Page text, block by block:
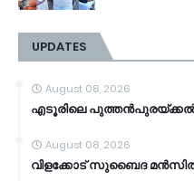
UPDATES
August 08, 2026
എടൂരിലെ പുത്തൻപുരയ്ക്കൽ
August 08, 2026
വിളക്കോട് സുബൈദ